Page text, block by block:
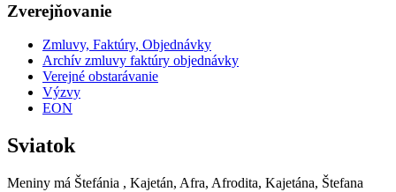
Zverejňovanie
Zmluvy, Faktúry, Objednávky
Archív zmluvy faktúry objednávky
Verejné obstarávanie
Výzvy
EON
Sviatok
Meniny má Štefánia , Kajetán, Afra, Afrodita, Kajetána, Štefana